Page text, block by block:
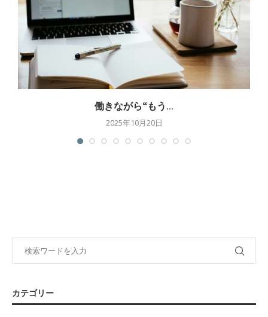
働きながら“もう...
2025年10月20日
カテゴリー